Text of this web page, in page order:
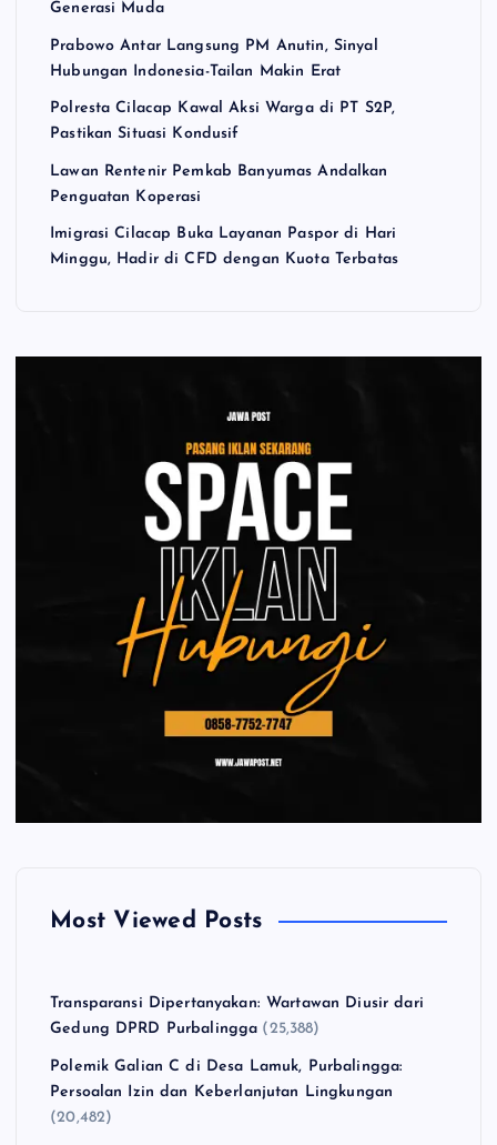
Generasi Muda
Prabowo Antar Langsung PM Anutin, Sinyal
Hubungan Indonesia-Tailan Makin Erat
Polresta Cilacap Kawal Aksi Warga di PT S2P,
Pastikan Situasi Kondusif
Lawan Rentenir Pemkab Banyumas Andalkan
Penguatan Koperasi
Imigrasi Cilacap Buka Layanan Paspor di Hari
Minggu, Hadir di CFD dengan Kuota Terbatas
Most Viewed Posts
Transparansi Dipertanyakan: Wartawan Diusir dari
Gedung DPRD Purbalingga (25,388)
Polemik Galian C di Desa Lamuk, Purbalingga:
Persoalan Izin dan Keberlanjutan Lingkungan
(20,482)